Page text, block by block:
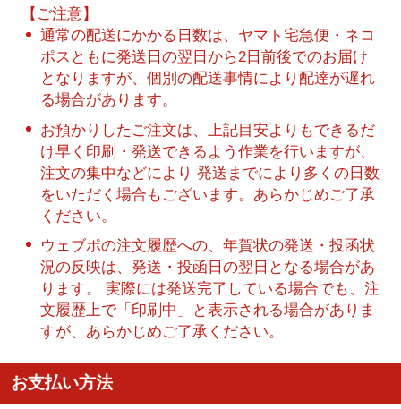
【ご注意】
通常の配送にかかる日数は、ヤマト宅急便・ネコ
ポスともに発送日の翌日から2日前後でのお届け
となりますが、個別の配送事情により配達が遅れ
る場合があります。
お預かりしたご注文は、上記目安よりもできるだ
け早く印刷・発送できるよう作業を行いますが、
注文の集中などにより 発送までにより多くの日数
をいただく場合もございます。あらかじめご了承
ください。
ウェブポの注文履歴への、年賀状の発送・投函状
況の反映は、発送・投函日の翌日となる場合があ
ります。 実際には発送完了している場合でも、注
文履歴上で「印刷中」と表示される場合がありま
すが、あらかじめご了承ください。
お支払い方法